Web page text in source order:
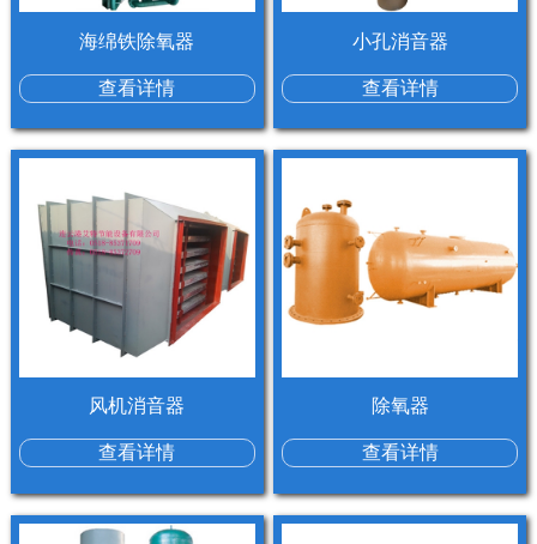
海绵铁除氧器
查看详情
小孔消音器
查看详情
风机消音器
查看详情
除氧器
查看详情